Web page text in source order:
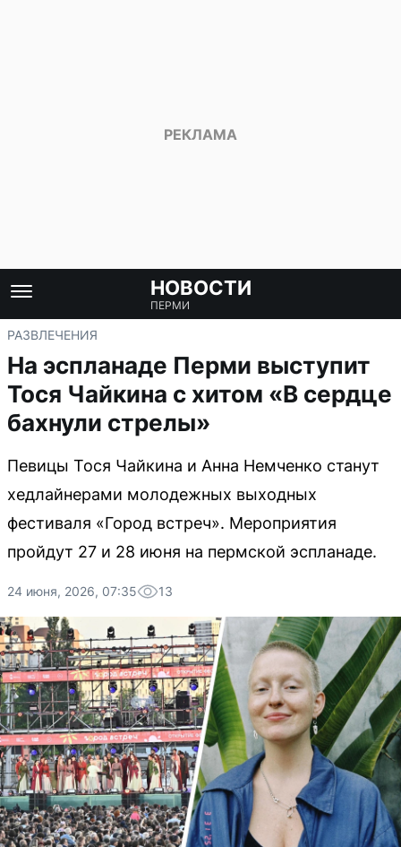
НОВОСТИ
ПЕРМИ
РАЗВЛЕЧЕНИЯ
На эспланаде Перми выступит
Тося Чайкина с хитом «В сердце
бахнули стрелы»
Певицы Тося Чайкина и Анна Немченко станут
хедлайнерами молодежных выходных
фестиваля «Город встреч». Мероприятия
пройдут 27 и 28 июня на пермской эспланаде.
24 июня, 2026, 07:35 13